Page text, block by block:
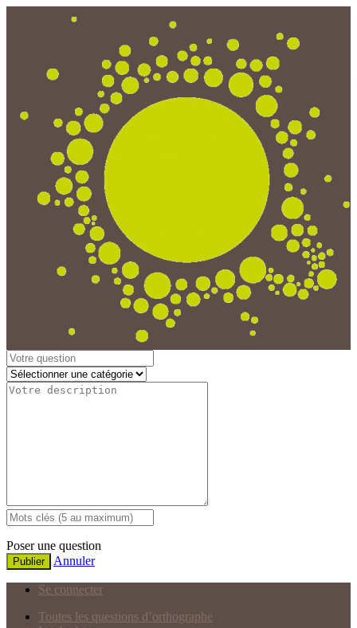
Poser une question
Publier Annuler
Se connecter
Toutes les questions d’orthographe